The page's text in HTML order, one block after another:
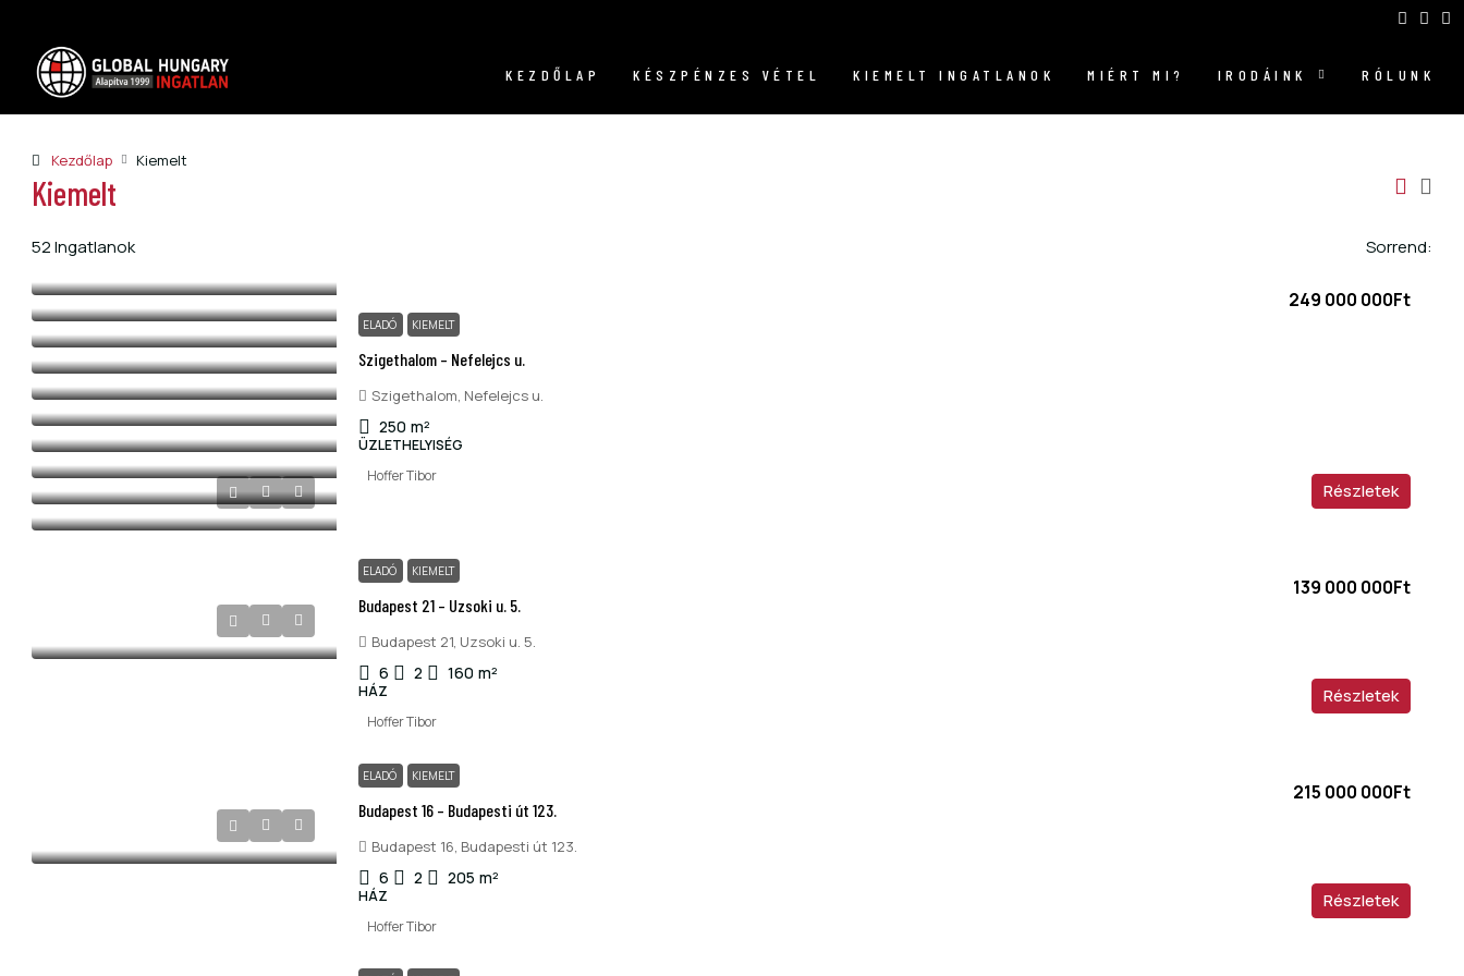
KEZDŐLAP KÉSZPÉNZES VÉTEL KIEMELT INGATLANOK MIÉRT MI? IRODÁINK RÓLUNK
Kezdőlap Kiemelt
Kiemelt
52 Ingatlanok Sorrend:
ELADÓ KIEMELT
Szigethalom – Nefelejcs u.
249 000 000Ft
Szigethalom, Nefelejcs u.
250 m²
ÜZLETHELYISÉG
Részletek
Hoffer Tibor
ELADÓ KIEMELT
Budapest 21 – Uzsoki u. 5.
139 000 000Ft
Budapest 21, Uzsoki u. 5.
6 2 160 m²
HÁZ Részletek
Hoffer Tibor
ELADÓ KIEMELT
Budapest 16 – Budapesti út 123.
215 000 000Ft
Budapest 16, Budapesti út 123.
6 2 205 m²
HÁZ Részletek
Hoffer Tibor